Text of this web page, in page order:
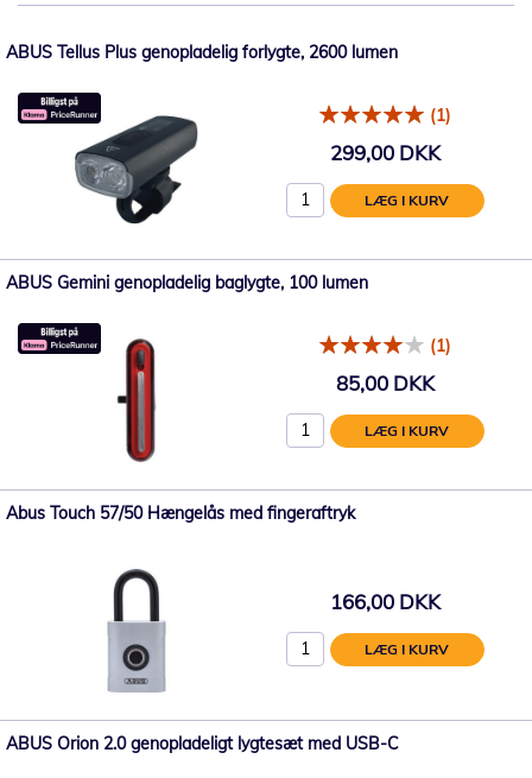
ABUS Tellus Plus genopladelig forlygte, 2600 lumen
(1)
299,00 DKK
LÆG I KURV
ABUS Gemini genopladelig baglygte, 100 lumen
(1)
85,00 DKK
LÆG I KURV
Abus Touch 57/50 Hængelås med fingeraftryk
166,00 DKK
LÆG I KURV
ABUS Orion 2.0 genopladeligt lygtesæt med USB-C